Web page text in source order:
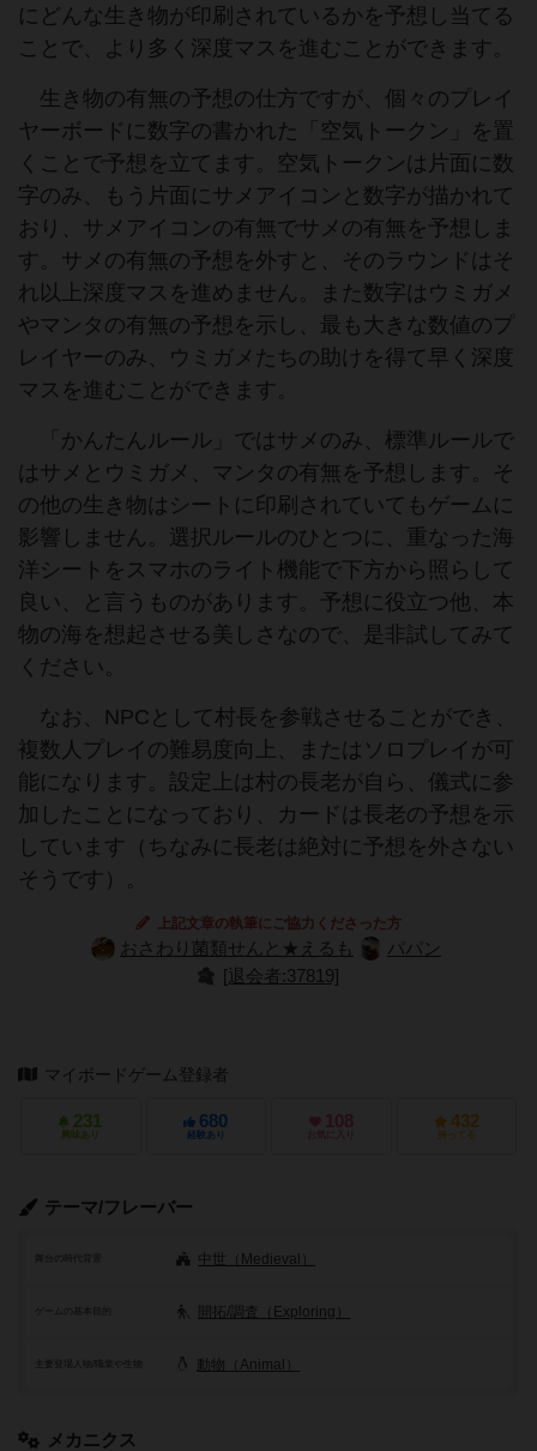
にどんな生き物が印刷されているかを予想し当てる
ことで、より多く深度マスを進むことができます。
生き物の有無の予想の仕方ですが、個々のプレイ
ヤーボードに数字の書かれた「空気トークン」を置
くことで予想を立てます。空気トークンは片面に数
字のみ、もう片面にサメアイコンと数字が描かれて
おり、サメアイコンの有無でサメの有無を予想しま
す。サメの有無の予想を外すと、そのラウンドはそ
れ以上深度マスを進めません。また数字はウミガメ
やマンタの有無の予想を示し、最も大きな数値のプ
レイヤーのみ、ウミガメたちの助けを得て早く深度
マスを進むことができます。
「かんたんルール」ではサメのみ、標準ルールで
はサメとウミガメ、マンタの有無を予想します。そ
の他の生き物はシートに印刷されていてもゲームに
影響しません。選択ルールのひとつに、重なった海
洋シートをスマホのライト機能で下方から照らして
良い、と言うものがあります。予想に役立つ他、本
物の海を想起させる美しさなので、是非試してみて
ください。
なお、NPCとして村長を参戦させることができ、
複数人プレイの難易度向上、またはソロプレイが可
能になります。設定上は村の長老が自ら、儀式に参
加したことになっており、カードは長老の予想を示
しています（ちなみに長老は絶対に予想を外さない
そうです）。
上記文章の執筆にご協力くださった方
おさわり菌類せんと★えるも
パパン
[退会者:37819]
マイボードゲーム登録者
231
興味あり
680
経験あり
108
お気に入り
432
持ってる
テーマ/フレーバー
舞台の時代背景 中世（Medieval）
開拓/調査（Exploring）
動物（Animal）
メカニクス